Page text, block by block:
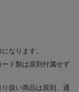
なります。
ド類は原則付属せず
扱い商品は原則、通